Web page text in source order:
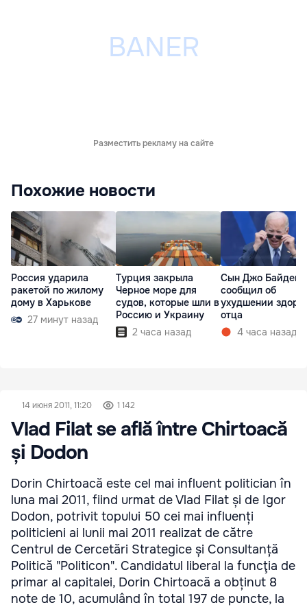
Разместить рекламу на сайте
Похожие новости
Россия ударила
ракетой по жилому
дому в Харькове
27 минут назад
Турция закрыла
Черное море для
судов, которые шли в
Россию и Украину
2 часа назад
Сын Джо Байдена
сообщил об
ухудшении
отца
4 часа назад
14 июня 2011, 11:20 1 142
Vlad Filat se află între Chirtoacă
și Dodon
Dorin Chirtoacă este cel mai influent politician în
luna mai 2011, fiind urmat de Vlad Filat și de Igor
Dodon, potrivit topului 50 cei mai influenți
politicieni ai lunii mai 2011 realizat de către
Centrul de Cercetări Strategice și Consultanță
Politică "Politicon". Candidatul liberal la funcţia de
primar al capitalei, Dorin Chirtoacă a obținut 8
note de 10, acumulând în total 197 de puncte, la